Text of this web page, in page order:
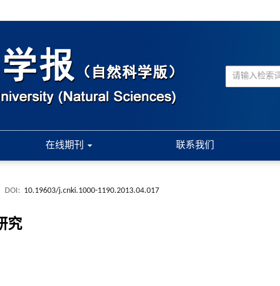
在线期刊 联系我们
DOI: 10.19603/j.cnki.1000-1190.2013.04.017
究